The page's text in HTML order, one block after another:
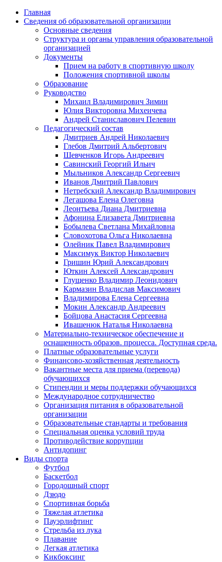
Главная
Сведения об образовательной организации
Основные сведения
Структура и органы управления образовательной
организацией
Документы
Прием на работу в спортивную школу
Положения спортивной школы
Образование
Руководство
Михаил Владимирович Зимин
Юлия Викторовна Михеичева
Андрей Станиславович Пелевин
Педагогический состав
Дмитриев Андрей Николаевич
Глебов Дмитрий Альбертович
Шевченков Игорь Андреевич
Савинский Георгий Ильич
Мыльников Александр Сергеевич
Иванов Дмитрий Павлович
Нетребский Александр Владимирович
Легашова Елена Олеговна
Леонтьева Диана Дмитриевна
Афонина Елизавета Дмитриевна
Бобылева Светлана Михайловна
Словохотова Ольга Николаевна
Олейник Павел Владимирович
Максимук Виктор Николаевич
Гришин Юрий Александрович
Юткин Алексей Александрович
Глущенко Владимир Леонидович
Кармазин Владислав Максимович
Владимирова Елена Сергеевна
Мокин Александр Андреевич
Бойцова Анастасия Сергеевна
Ивашенюк Наталья Николаевна
Материально-техническое обеспечение и
оснащенность образов. процесса. Доступная среда.
Платные образовательные услуги
Финансово-хозяйственная деятельность
Вакантные места для приема (перевода)
обучающихся
Стипендии и меры поддержки обучающихся
Международное сотрудничество
Организация питания в образовательной
организации
Образовательные стандарты и требования
Специальная оценка условий труда
Противодействие коррупции
Антидопинг
Виды спорта
Футбол
Баскетбол
Городошный спорт
Дзюдо
Спортивная борьба
Тяжелая атлетика
Пауэрлифтинг
Стрельба из лука
Плавание
Легкая атлетика
Кикбоксинг